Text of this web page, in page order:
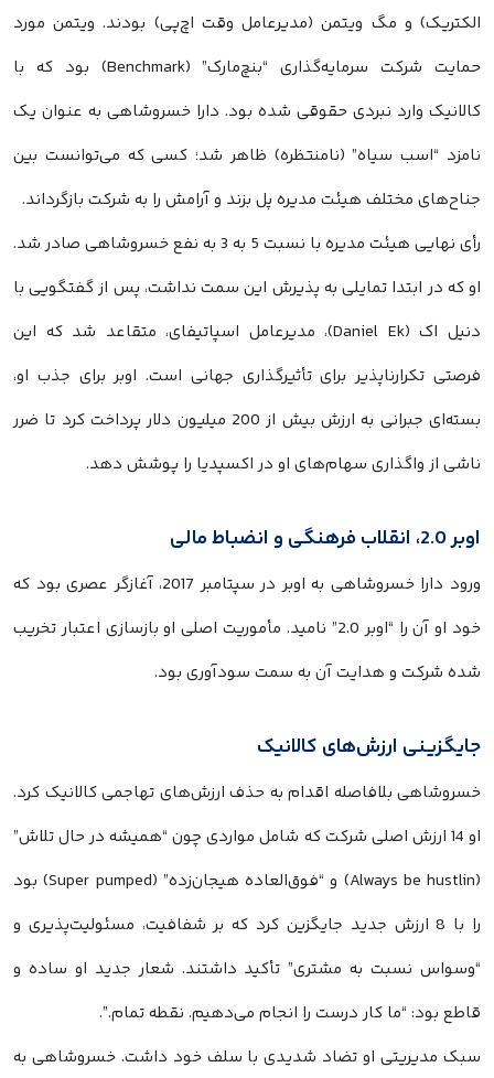
الکتریک) و مگ ویتمن (مدیرعامل وقت اچ‌پی) بودند. ویتمن مورد
حمایت شرکت سرمایه‌گذاری “بنچ‌مارک” (Benchmark) بود که با
کالانیک وارد نبردی حقوقی شده بود. دارا خسروشاهی به عنوان یک
نامزد “اسب سیاه” (نامنتظره) ظاهر شد؛ کسی که می‌توانست بین
جناح‌های مختلف هیئت مدیره پل بزند و آرامش را به شرکت بازگرداند.
رأی نهایی هیئت مدیره با نسبت 5 به 3 به نفع خسروشاهی صادر شد.
او که در ابتدا تمایلی به پذیرش این سمت نداشت، پس از گفتگویی با
دنیل اک (Daniel Ek)، مدیرعامل اسپاتیفای، متقاعد شد که این
فرصتی تکرارناپذیر برای تأثیرگذاری جهانی است. اوبر برای جذب او،
بسته‌ای جبرانی به ارزش بیش از 200 میلیون دلار پرداخت کرد تا ضرر
ناشی از واگذاری سهام‌های او در اکسپدیا را پوشش دهد.
اوبر 2.0، انقلاب فرهنگی و انضباط مالی
ورود دارا خسروشاهی به اوبر در سپتامبر 2017، آغازگر عصری بود که
خود او آن را “اوبر 2.0” نامید. مأموریت اصلی او بازسازی اعتبار تخریب
شده شرکت و هدایت آن به سمت سودآوری بود.
جایگزینی ارزش‌های کالانیک
خسروشاهی بلافاصله اقدام به حذف ارزش‌های تهاجمی کالانیک کرد.
او 14 ارزش اصلی شرکت که شامل مواردی چون “همیشه در حال تلاش”
(Always be hustlin) و “فوق‌العاده هیجان‌زده” (Super pumped) بود
را با 8 ارزش جدید جایگزین کرد که بر شفافیت، مسئولیت‌پذیری و
“وسواس نسبت به مشتری” تأکید داشتند. شعار جدید او ساده و
قاطع بود: “ما کار درست را انجام می‌دهیم. نقطه تمام.”.
سبک مدیریتی او تضاد شدیدی با سلف خود داشت. خسروشاهی به